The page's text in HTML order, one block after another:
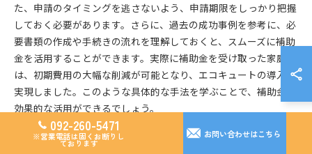
た、申請のタイミングを逃さないよう、申請期限をしっかり把握
しておく必要があります。さらに、過去の成功事例を参考に、必
要書類の作成や手続きの流れを理解しておくと、スムーズに補助
金を活用することができます。実際に補助金を受け取った家庭で
は、初期費用の大幅な削減が可能となり、エコキュートの導入が
実現しました。このような具体的な手法を学ぶことで、補助金の
効果的な活用ができるでしょう。
補助金を利用したエコキュート設置の実践的手法
092-260-5471
※営業電話は固くお断りし
ております
お問い合わせはこちら